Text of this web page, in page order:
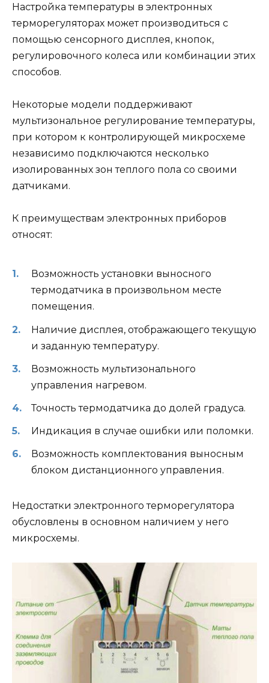
Настройка температуры в электронных
терморегуляторах может производиться с
помощью сенсорного дисплея, кнопок,
регулировочного колеса или комбинации этих
способов.
Некоторые модели поддерживают
мультизональное регулирование температуры,
при котором к контролирующей микросхеме
независимо подключаются несколько
изолированных зон теплого пола со своими
датчиками.
К преимуществам электронных приборов
относят:
Возможность установки выносного
термодатчика в произвольном месте
помещения.
Наличие дисплея, отображающего текущую
и заданную температуру.
Возможность мультизонального
управления нагревом.
Точность термодатчика до долей градуса.
Индикация в случае ошибки или поломки.
Возможность комплектования выносным
блоком дистанционного управления.
Недостатки электронного терморегулятора
обусловлены в основном наличием у него
микросхемы.